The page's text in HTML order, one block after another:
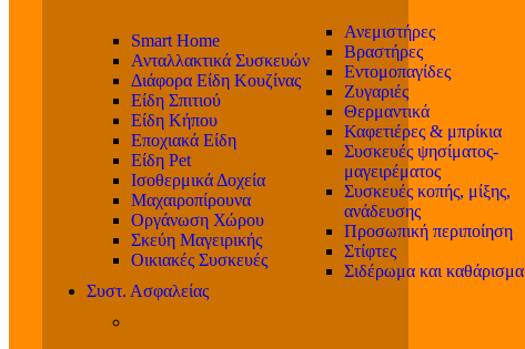
Smart Home
Ανταλλακτικά Συσκευών
Διάφορα Είδη Κουζίνας
Είδη Σπιτιού
Είδη Κήπου
Εποχιακά Είδη
Είδη Pet
Ισοθερμικά Δοχεία
Μαχαιροπίρουνα
Οργάνωση Χώρου
Σκεύη Μαγειρικής
Οικιακές Συσκευές
Ανεμιστήρες
Βραστήρες
Εντομοπαγίδες
Ζυγαριές
Θερμαντικά
Καφετιέρες & μπρίκια
Συσκευές ψησίματος-
μαγειρέματος
Συσκευές κοπής, μίξης,
ανάδευσης
Προσωπική περιποίηση
Στίφτες
Σιδέρωμα και καθάρισμα
Συστ. Ασφαλείας